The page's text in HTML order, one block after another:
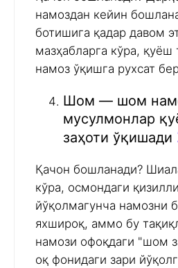
намоздан кейин
ботишига қадар давом
мазҳабларга кўра, қуёш
намоз ўқишга рухсат
Шом — шом
мусулмонлар
заҳоти ўқишади
Қачон бошланади?
кўра, осмондаги
йўқолмагунча намозни
яхшироқ, аммо бу
намози офоқдаги "шом
оқ фонидаги зари